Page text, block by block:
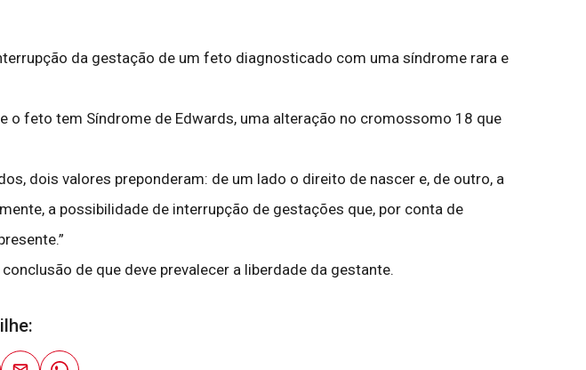
da gestação de um feto diagnosticado com uma síndrome rara e
feto tem Síndrome de Edwards, uma alteração no cromossomo 18 que
dois valores preponderam: de um lado o direito de nascer e, de outro, a
a possibilidade de interrupção de gestações que, por conta de
de que deve prevalecer a liberdade da gestante.